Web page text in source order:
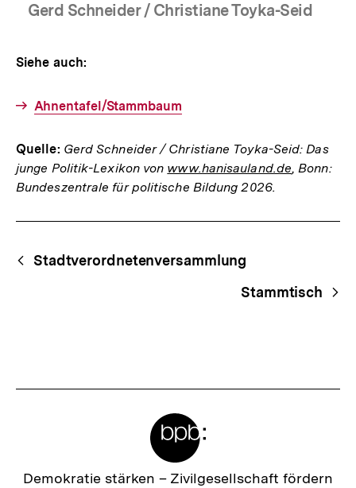
Gerd Schneider / Christiane Toyka-Seid
Siehe auch:
Ahnentafel/Stammbaum
Quelle: Gerd Schneider / Christiane Toyka-Seid: Das
junge Politik-Lexikon von www.hanisauland.de, Bonn:
Bundeszentrale für politische Bildung 2026.
Begriffsnavigation
Content-
Navigation
Stadtverordnetenversammlung
Stammtisch
Zur
Demokratie stärken – Zivilgesellschaft fördern